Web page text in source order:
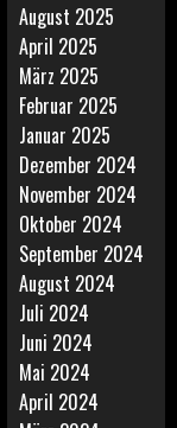
August 2025
April 2025
März 2025
Februar 2025
Januar 2025
Dezember 2024
November 2024
Oktober 2024
September 2024
August 2024
Juli 2024
Juni 2024
Mai 2024
April 2024